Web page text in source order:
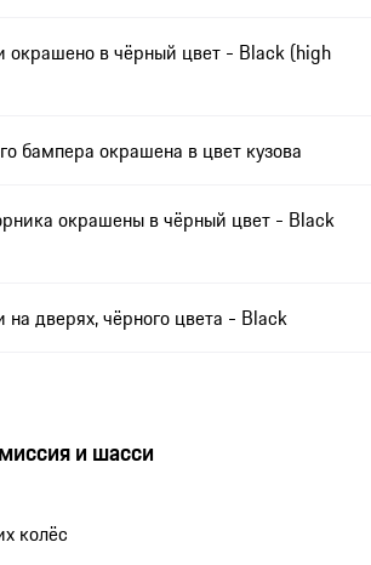
окрашено в чёрный цвет - Black (high
бампера окрашена в цвет кузова
окрашены в чёрный цвет - Black
дверях, чёрного цвета - Black
и шасси
колёс